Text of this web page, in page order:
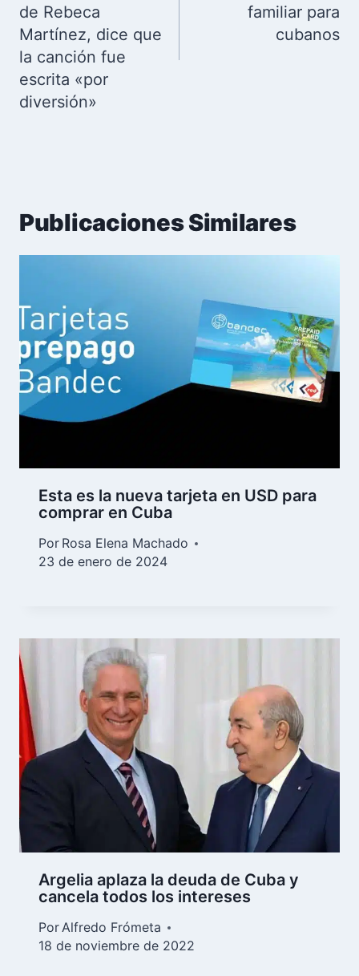
de Rebeca
Martínez, dice que
la canción fue
escrita «por
diversión»
familiar para
cubanos
Publicaciones Similares
Esta es la nueva tarjeta en USD para
comprar en Cuba
Por Rosa Elena Machado
23 de enero de 2024
Argelia aplaza la deuda de Cuba y
cancela todos los intereses
PorAlfredo Frómeta
18 de noviembre de 2022